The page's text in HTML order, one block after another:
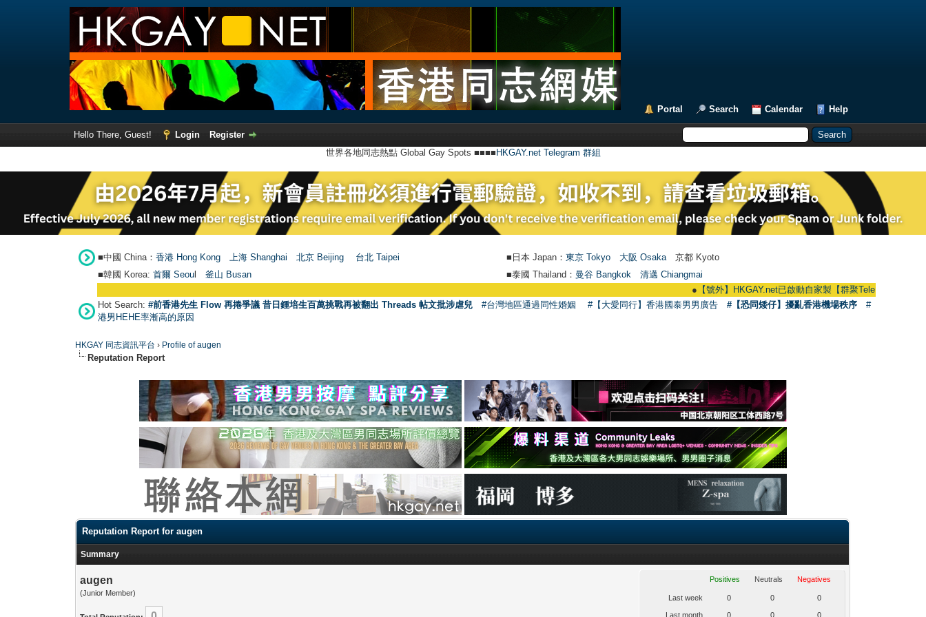
Portal Search Calendar Help
Hello There, Guest! Login
Register
世界各地同志熱點 Global Gay Spots ■■■■ HKGAY.net Telegram 群組
■中國 China： 香港 Hong Kong 上海 Shanghai 北京 Beijing 台北 Taipei ■日本 Japan： 東京 Tokyo 大阪 Osaka 京都 Kyoto
■韓國 Korea: 首爾 Seou 釜山 Busan ■泰國 Thailand： 曼谷 Bangkok
清邁 Chiangmai
【號外】HKGAY.net已啟動自家製【群聚Telegram群組】
Hot Search: #前香港先生 Flow 再捲爭議 昔日鍾培生百萬挑戰再被翻出 Threads 帖文批涉虐兒 #台灣地區通過同性婚姻 #【大愛同行】香港國泰男男廣告 #【恐同矮仔】擾亂香港機場秩序
#
港男HEHE率漸高的原因
HKGAY 同志資訊平台 › Profile of augen
Reputation Report
Reputation Report for augen
Summary
augen
(Junior Member)
Positives Neutrals Negatives
Last week 0 0 0
Last month 0 0 0